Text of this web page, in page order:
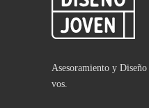
Asesoramiento y Diseño
vos.